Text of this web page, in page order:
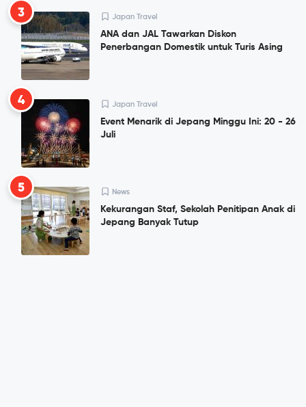
3 Japan Travel
ANA dan JAL Tawarkan Diskon
Penerbangan Domestik untuk Turis Asing
4 Japan Travel
Event Menarik di Jepang Minggu Ini: 20 - 26
Juli
5 News
Kekurangan Staf, Sekolah Penitipan Anak di
Jepang Banyak Tutup